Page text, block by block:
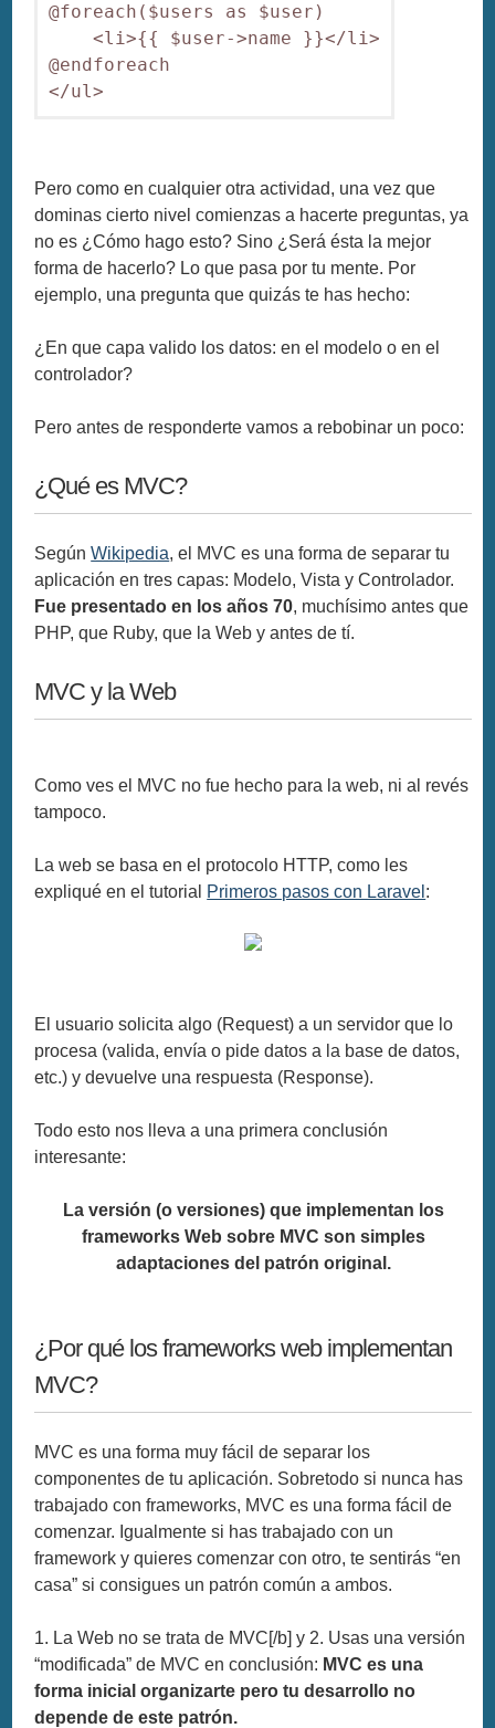
@foreach($users as $user)
<li>{{ $user->name }}</li>
@endforeach
Pero como en cualquier otra actividad, una vez que
dominas cierto nivel comienzas a hacerte preguntas, ya
no es ¿Cómo hago esto? Sino ¿Será ésta la mejor
forma de hacerlo? Lo que pasa por tu mente. Por
ejemplo, una pregunta que quizás te has hecho:
¿En que capa valido los datos: en el modelo o en el
controlador?
Pero antes de responderte vamos a rebobinar un poco:
¿Qué es MVC?
SegúnWikipedia, el MVC es una forma de separar tu
aplicación en tres capas: Modelo, Vista y Controlador.
Fue presentado en los años 70, muchísimo antes que
PHP, que Ruby, que la Web y antes de tí.
MVC y la Web
Como ves el MVC no fue hecho para la web, ni al revés
tampoco.
La web se basa en el protocolo HTTP, como les
expliqué en el tutorial
Primeros pasos con Laravel :
El usuario solicita algo (Request) a un servidor que lo
procesa (valida, envía o pide datos a la base de datos,
etc.) y devuelve una respuesta (Response).
Todo esto nos lleva a una primera conclusión
interesante:
La versión (o versiones) que implementan los
frameworks Web sobre MVC son simples
adaptaciones del patrón original.
¿Por qué los frameworks web implementan
MVC?
MVC es una forma muy fácil de separar los
componentes de tu aplicación. Sobretodo si nunca has
trabajado con frameworks, MVC es una forma fácil de
comenzar. Igualmente si has trabajado con un
framework y quieres comenzar con otro, te sentirás “en
casa” si consigues un patrón común a ambos.
1. La Web no se trata de MVC[/b] y 2. Usas una versión
“modificada” de MVC en conclusión: MVC es una
forma inicial organizarte pero tu desarrollo no
depende de este patrón.